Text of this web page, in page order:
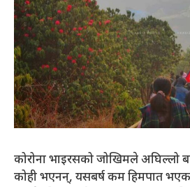
कोरोना भाइरसको जोखिमले अघिल्लो
कोही भएनन्, यसबर्ष कम हिमपात